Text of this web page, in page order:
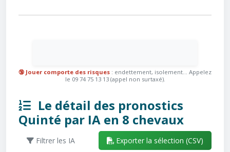
🔞 Jouer comporte des risques : endettement, isolement... Appelez
le 09 74 75 13 13 (appel non surtaxé).
Le détail des pronostics
Quinté par IA en 8 chevaux
Filtrer les IA Exporter la sélection (CSV)